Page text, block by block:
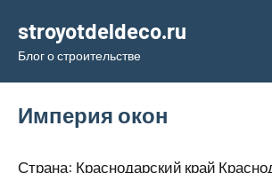
содержимому
stroyotdeldeco.ru
Блог о строительстве
Империя окон
Страна: Краснодарский край